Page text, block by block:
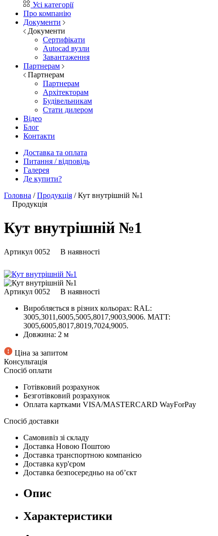
Усі категорії
Про компанію
Документи
Документи
Сертифікати
Autocad вузли
Завантаження
Партнерам
Партнерам
Партнерам
Архітекторам
Будівельникам
Стати дилером
Відео
Блог
Контакти
Доставка та оплата
Питання / відповідь
Галерея
Де купити?
Головна / Продукція / Кут внутрішній №1
Продукція
Кут внутрішній №1
Артикул 0052 В наявності
Артикул 0052
В наявності
Виробляється в різних кольорах: RAL:
3005,3011,6005,5005,8017,9003,9006. MATT:
3005,6005,8017,8019,7024,9005.
Довжина: 2 м
Ціна за запитом
Консультація
Спосіб оплати
Готівковий розрахунок
Безготівковий розрахунок
Оплата картками VISA/MASTERCARD WayForPay
Спосіб доставки
Самовивіз зі складу
Доставка Новою Поштою
Доставка транспортною компанією
Доставка кур'єром
Доставка безпосередньо на об’єкт
Опис
Характеристики